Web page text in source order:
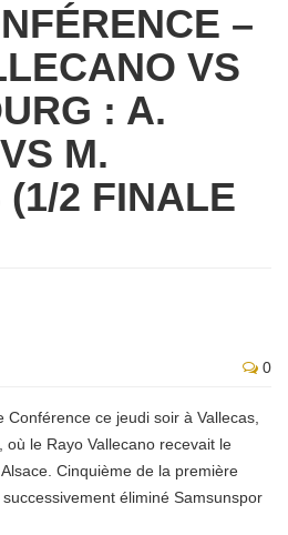
–
VS
: A.
M.
(1/2 FINALE
0
ce jeudi soir à Vallecas,
le Rayo Vallecano recevait le
Cinquième de la première
éliminé Samsunspor